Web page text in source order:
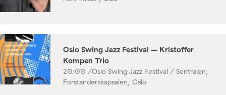
Oslo Swing Jazz Festival – Kristoffer
Kompen Trio
20:00 /Oslo Swing Jazz Festival / Sentralen,
Forstanderskapsalen, Oslo